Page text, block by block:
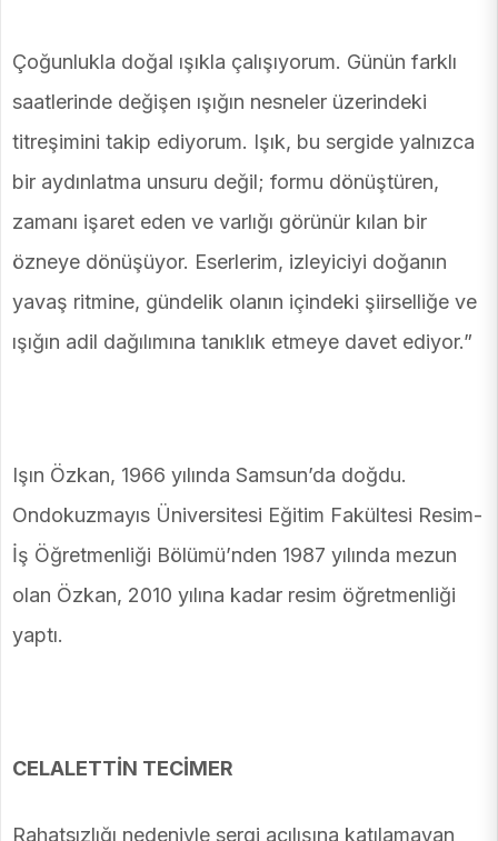
Çoğunlukla doğal ışıkla çalışıyorum. Günün farklı
saatlerinde değişen ışığın nesneler üzerindeki
titreşimini takip ediyorum. Işık, bu sergide yalnızca
bir aydınlatma unsuru değil; formu dönüştüren,
zamanı işaret eden ve varlığı görünür kılan bir
özneye dönüşüyor. Eserlerim, izleyiciyi doğanın
yavaş ritmine, gündelik olanın içindeki şiirselliğe ve
ışığın adil dağılımına tanıklık etmeye davet ediyor.”
Işın Özkan, 1966 yılında Samsun’da doğdu.
Ondokuzmayıs Üniversitesi Eğitim Fakültesi Resim-
İş Öğretmenliği Bölümü’nden 1987 yılında mezun
olan Özkan, 2010 yılına kadar resim öğretmenliği
yaptı.
CELALETTİN TECİMER
Rahatsızlığı nedeniyle sergi açılışına katılamayan